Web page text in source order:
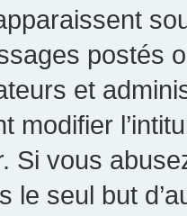
postés
et
modifier
Si vous
le seul but